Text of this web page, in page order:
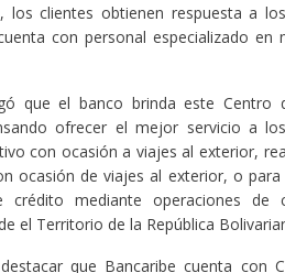
los clientes obtienen respuesta a
con personal especializado
que el banco brinda este
ofrecer el mejor servicio a
con ocasión a viajes al exterior,
ocasión de viajes al exterior, o
mediante operaciones de
el Territorio de la República
que Bancaribe cuenta con